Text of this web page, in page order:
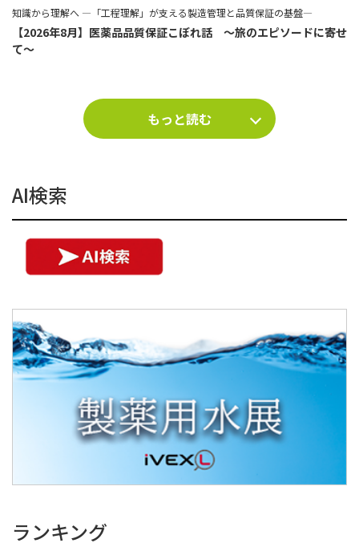
知識から理解へ ―「工程理解」が支える製造管理と品質保証の基盤―
【2026年8月】医薬品品質保証こぼれ話 ～旅のエピソードに寄せ
て～
もっと読む
AI検索
ランキング